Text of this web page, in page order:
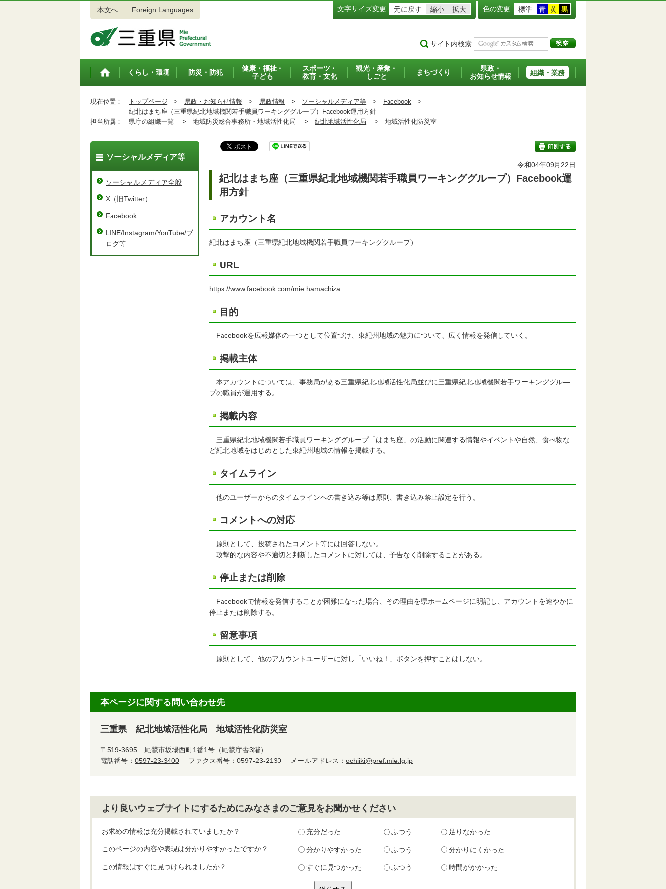
本文へ Foreign Languages 文字サイズ変更 元に戻す 縮小 拡大 色の変更 標準 青 黄 黒
サイト内検索
トップペ
くらし・環境 防災・防犯
健康・福祉・
子ども
スポーツ・
教育・文化
観光・産業・
しごと
まちづくり
県政・
お知らせ情報
組織・業務
現在位置： トップページ > 県政・お知らせ情報 > 県政情報 > ソーシャルメディア等 > Facebook >
紀北はまち座（三重県紀北地域機関若手職員ワーキンググループ）Facebook運用方針
担当所属：
県庁の組織一覧 > 地域防災総合事務所・地域活性化局 > 紀北地域活性化局 > 地域活性化防災室
令和04年09月22日
紀北はまち座（三重県紀北地域機関若手職員ワーキンググループ）Facebook運
用方針
アカウント名
紀北はまち座（三重県紀北地域機関若手職員ワーキンググループ）
URL
https://www.facebook.com/mie.hamachiza
目的
Facebookを広報媒体の一つとして位置づけ、東紀州地域の魅力について、広く情報を発信していく。
掲載主体
本アカウントについては、事務局がある三重県紀北地域活性化局並びに三重県紀北地域機関若手ワーキンググル―
プの職員が運用する。
掲載内容
三重県紀北地域機関若手職員ワーキンググループ「はまち座」の活動に関連する情報やイベントや自然、食べ物な
ど紀北地域をはじめとした東紀州地域の情報を掲載する。
タイムライン
他のユーザーからのタイムラインへの書き込み等は原則、書き込み禁止設定を行う。
コメントへの対応
原則として、投稿されたコメント等には回答しない。
攻撃的な内容や不適切と判断したコメントに対しては、予告なく削除することがある。
停止または削除
Facebookで情報を発信することが困難になった場合、その理由を県ホームページに明記し、アカウントを速やかに
停止または削除する。
留意事項
原則として、他のアカウントユーザーに対し「いいね！」ボタンを押すことはしない。
ソーシャルメディア等
ソーシャルメディア全般
X（旧Twitter）
Facebook
LINE/Instagram/YouTube/ブ
ログ等
本ページに関する問い合わせ先
三重県 紀北地域活性化局 地域活性化防災室
〒519-3695 尾鷲市坂場西町1番1号（尾鷲庁舎3階）
電話番号： 0597-23-3400 ファクス番号：0597-23-2130 メールアドレス： ochiiki@pref.mie.lg.jp
より良いウェブサイトにするためにみなさまのご意見をお聞かせください
お求めの情報は充分掲載されていましたか？ 充分だった ふつう 足りなかった
このページの内容や表現は分かりやすかったですか？ 分かりやすかった ふつう 分かりにくかった
この情報はすぐに見つけられましたか？ すぐに見つかった ふつう 時間がかかった